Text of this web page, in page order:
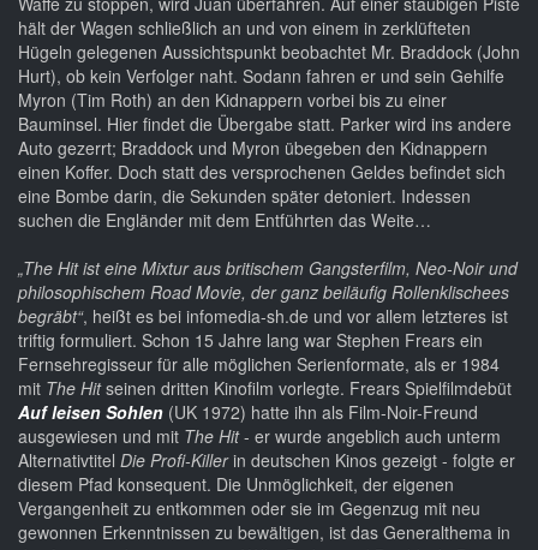
hält der Wagen schließlich an und von einem in zerklüfteten
Hügeln gelegenen Aussichtspunkt beobachtet Mr. Braddock (John
Hurt), ob kein Verfolger naht. Sodann fahren er und sein Gehilfe
Myron (Tim Roth) an den Kidnappern vorbei bis zu einer
Bauminsel. Hier findet die Übergabe statt. Parker wird ins andere
Auto gezerrt; Braddock und Myron übegeben den Kidnappern
einen Koffer. Doch statt des versprochenen Geldes befindet sich
eine Bombe darin, die Sekunden später detoniert. Indessen
suchen die Engländer mit dem Entführten das Weite…
„The Hitist eine Mixtur aus britischem Gangsterfilm, Neo-Noir und
philosophischem Road Movie, der ganz beiläufig Rollenklischees
begräbt“, heißt es bei infomedia-sh.de und vor allem letzteres ist
triftig formuliert. Schon 15 Jahre lang war Stephen Frears ein
Fernsehregisseur für alle möglichen Serienformate, als er 1984
mit The Hitseinen dritten Kinofilm vorlegte. Frears Spielfilmdebüt
Auf leisen Sohlen (UK 1972) hatte ihn als Film-Noir-Freund
ausgewiesen und mit The Hit- er wurde angeblich auch unterm
Alternativtitel Die Profi-Killerin deutschen Kinos gezeigt - folgte er
diesem Pfad konsequent. Die Unmöglichkeit, der eigenen
Vergangenheit zu entkommen oder sie im Gegenzug mit neu
gewonnen Erkenntnissen zu bewältigen, ist das Generalthema in